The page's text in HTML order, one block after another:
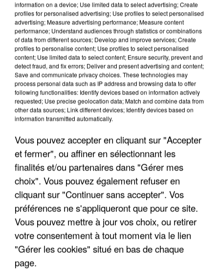
LES DONNÉES DE 300 000 CLIENTS DÉROBÉES À
information on a device; Use limited data to select advertising; Create
profiles for personalised advertising; Use profiles to select personalised
advertising; Measure advertising performance; Measure content
performance; Understand audiences through statistics or combinations
of data from different sources; Develop and improve services; Create
profiles to personalise content; Use profiles to select personalised
content; Use limited data to select content; Ensure security, prevent and
detect fraud, and fix errors; Deliver and present advertising and content;
Save and communicate privacy choices. These technologies may
process personal data such as IP address and browsing data to offer
following functionalities: Identify devices based on information actively
requested; Use precise geolocation data; Match and combine data from
other data sources; Link different devices; Identify devices based on
information transmitted automatically.
Vous pouvez accepter en cliquant sur "Accepter
et fermer", ou affiner en sélectionnant les
finalités et/ou partenaires dans "Gérer mes
choix". Vous pouvez également refuser en
cliquant sur "Continuer sans accepter". Vos
préférences ne s'appliqueront que pour ce site.
Vous pouvez mettre à jour vos choix, ou retirer
votre consentement à tout moment via le lien
"Gérer les cookies" situé en bas de chaque
page.